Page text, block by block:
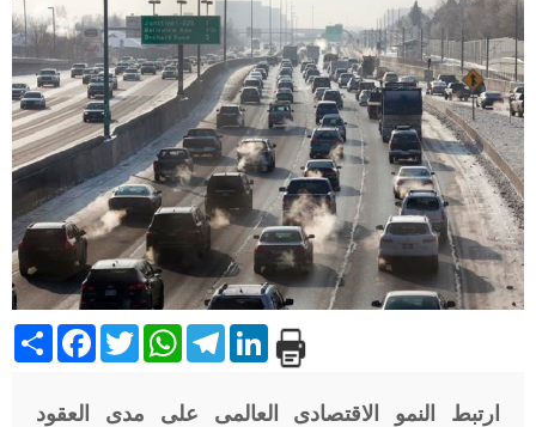
Share Facebook
TwitterWhatsAppTelegramLinkedIn
ارتبط النمو الاقتصادى العالمى على مدى العقود